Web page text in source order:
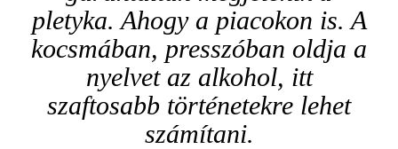
pletyka. Ahogy a piacokon is. A
kocsmában, presszóban oldja a
nyelvet az alkohol, itt
szaftosabb történetekre lehet
számítani.